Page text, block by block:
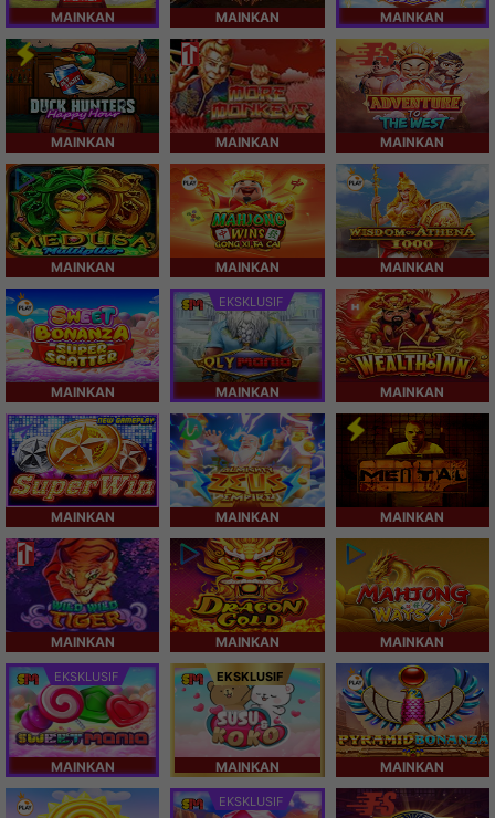
MAINKAN MAINKAN MAINKAN
MAINKAN MAINKAN MAINKAN
MAINKAN MAINKAN MAINKAN
MAINKAN
EKSKLUSIF
MAINKAN MAINKAN
MAINKAN MAINKAN MAINKAN
MAINKAN MAINKAN MAINKAN
EKSKLUSIF
MAINKAN
EKSKLUSIF
MAINKAN MAINKAN
EKSKLUSIF